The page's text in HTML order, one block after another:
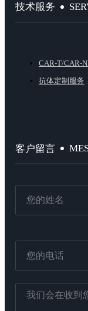
技术服务
CAR-T/CAR-
抗体定制服务
客户留言